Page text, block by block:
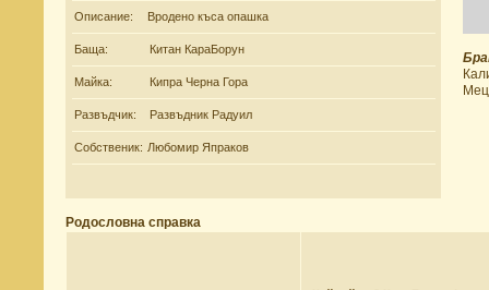
Описание: Вродено къса опашка
Баща: Китан КараБорун
Майка: Кипра Черна Гора
Развъдчик: Развъдник Радуил
Собственик: Любомир Япраков
Родословна справка